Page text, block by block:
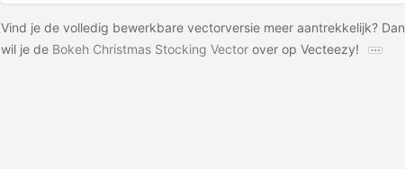
Vind je de volledig bewerkbare vectorversie meer aantrekkelijk? Dan
wil je de Bokeh Christmas Stocking Vector over op Vecteezy!